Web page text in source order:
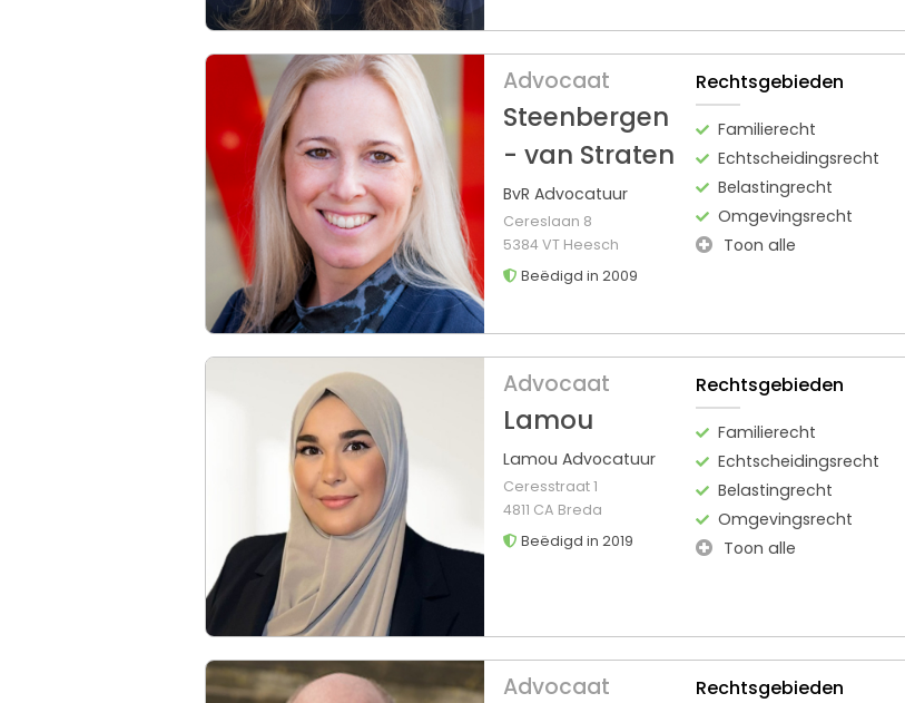
Advocaat
Steenbergen
- van Straten
BvR Advocatuur
Cereslaan 8
5384 VT Heesch
Beëdigd in 2009
Rechtsgebieden
Familierecht
Echtscheidingsrecht
Belastingrecht
Omgevingsrecht
Toon alle
Advocaat
Lamou
Lamou Advocatuur
Ceresstraat 1
4811 CA Breda
Beëdigd in 2019
Rechtsgebieden
Familierecht
Echtscheidingsrecht
Belastingrecht
Omgevingsrecht
Toon alle
Advocaat Rechtsgebieden